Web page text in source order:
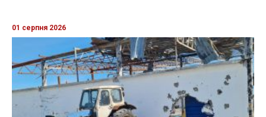
01 серпня 2026